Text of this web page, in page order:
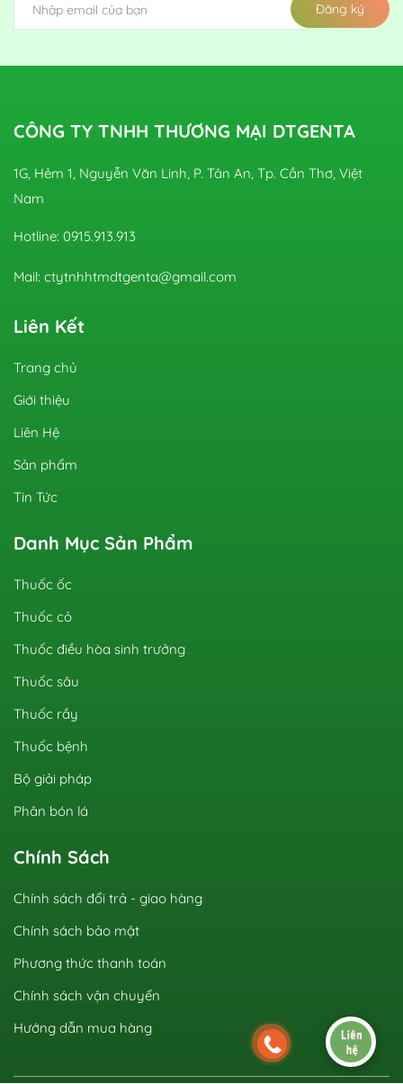
Đăng ký
CÔNG TY TNHH THƯƠNG MẠI DTGENTA
1G, Hẻm 1, Nguyễn Văn Linh, P. Tân An, Tp. Cần Thơ, Việt
Nam
Hotline: 0915.913.913
Mail: ctytnhhtmdtgenta@gmail.com
Liên Kết
Trang chủ
Giới thiệu
Liên Hệ
Sản phẩm
Tin Tức
Danh Mục Sản Phẩm
Thuốc ốc
Thuốc cỏ
Thuốc điều hòa sinh trưởng
Thuốc sâu
Thuốc rầy
Thuốc bệnh
Bộ giải pháp
Phân bón lá
Chính Sách
Chính sách đổi trả - giao hàng
Chính sách bảo mật
Phương thức thanh toán
Chính sách vận chuyển
Hướng dẫn mua hàng